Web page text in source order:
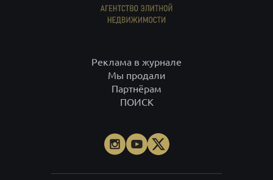
Реклама в журнале
Мы продали
Партнёрам
ПОИСК